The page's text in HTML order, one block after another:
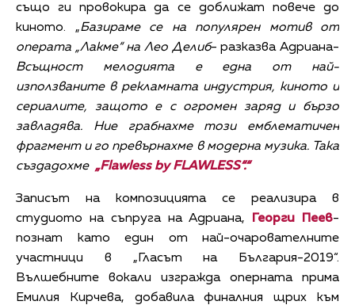
също ги провокира да се доближат повече до
киното. „Базираме се на популярен мотив от
операта „Лакме“ на Лео Делиб- разказва Адриана-
Всъщност мелодията е една от най-
използваните в рекламната индустрия, киното и
сериалите, защото е с огромен заряд и бързо
завладява. Ние грабнахме този емблематичен
фрагмент и го превърнахме в модерна музика. Така
създадохме „Flawless by FLAWLESS“.“
Записът на композицията се реализира в
студиото на съпругa на Адриaна,
Георги Пеев-
познат като един от най-очарователните
участници в „Гласът на България-2019“.
Вълшебните вокали изгражда оперната прима
Емилия Кирчева, добавила финалния щрих към